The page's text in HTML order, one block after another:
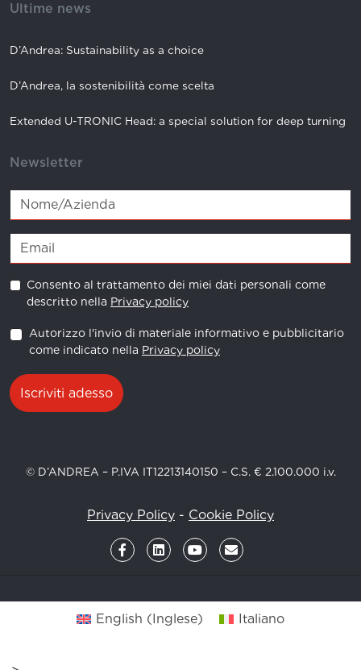
Ultime news
D’Andrea: Sustainability as a choice
D’Andrea, la sostenibilità come scelta
Extended U-TRONIC Head: a special solution for deep turning
Newsletter
Consento al trattamento dei miei dati personali come
descritto nella Privacy policy
Autorizzo l'invio di materiale informativo e pubblicitario
come indicato nella Privacy policy
Iscriviti adesso
© D’ANDREA – P.IVA IT12213140150 – C.S. € 2.100.000 i.v.
Privacy Policy - Cookie Policy
English (Inglese) Italiano